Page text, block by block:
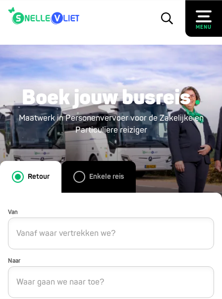
MENU
Boek jouw busreis
Maatwerk in Personenvervoer voor de Zakelijke en
Particuliere reiziger
Retour Enkele reis
Van
Naar